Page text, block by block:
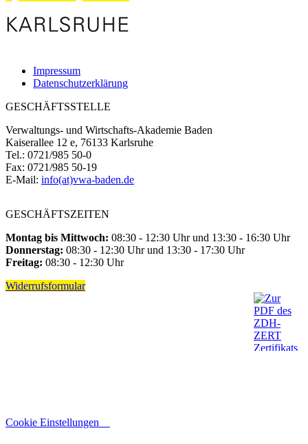
Impressum
Datenschutzerklärung
GESCHÄFTSSTELLE
Verwaltungs- und Wirtschafts-Akademie Baden
Kaiserallee 12 e, 76133 Karlsruhe
Tel.: 0721/985 50-0
Fax: 0721/985 50-19
E-Mail: info(at)vwa-baden.de
GESCHÄFTSZEITEN
Montag bis Mittwoch: 08:30 - 12:30 Uhr und 13:30 - 16:30 Uhr
Donnerstag: 08:30 - 12:30 Uhr und 13:30 - 17:30 Uhr
Freitag: 08:30 - 12:30 Uhr
Widerrufsformular
Cookie Einstellungen